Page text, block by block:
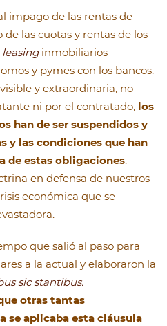
impago de las rentas de
las cuotas y rentas de los
leasinginmobiliarios
y pymes con los bancos.
y extraordinaria, no
ni por el contratado, los
han de ser suspendidos y
y las condiciones que han
de estas obligaciones.
en defensa de nuestros
económica que se
que salió al paso para
a la actual y elaboraron la
sic stantibus.
otras tantas
se aplicaba esta cláusula